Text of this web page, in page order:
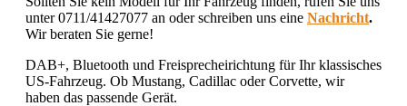
unter 0711/41427077 an oder schreiben uns eine Nachricht.
Wir beraten Sie gerne!
DAB+, Bluetooth und Freisprecheirichtung für Ihr klassisches
US-Fahrzeug. Ob Mustang, Cadillac oder Corvette, wir
haben das passende Gerät.